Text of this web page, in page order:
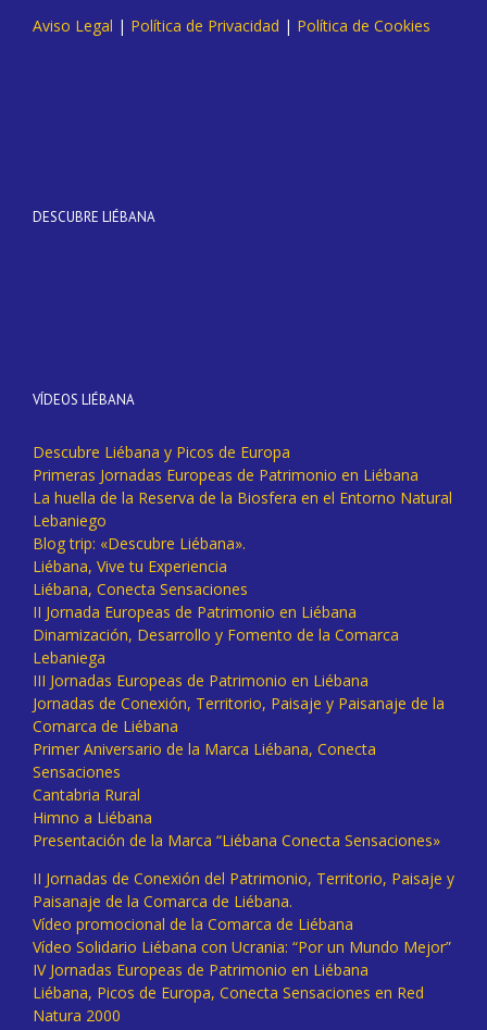
Aviso Legal | Política de Privacidad | Política de Cookies
DESCUBRE LIÉBANA
VÍDEOS LIÉBANA
Descubre Liébana y Picos de Europa
Primeras Jornadas Europeas de Patrimonio en Liébana
La huella de la Reserva de la Biosfera en el Entorno Natural
Lebaniego
Blog trip: «Descubre Liébana».
Liébana, Vive tu Experiencia
Liébana, Conecta Sensaciones
II Jornada Europeas de Patrimonio en Liébana
Dinamización, Desarrollo y Fomento de la Comarca
Lebaniega
III Jornadas Europeas de Patrimonio en Liébana
Jornadas de Conexión, Territorio, Paisaje y Paisanaje de la
Comarca de Liébana
Primer Aniversario de la Marca Liébana, Conecta
Sensaciones
Cantabria Rural
Himno a Liébana
Presentación de la Marca “Liébana Conecta Sensaciones»
II Jornadas de Conexión del Patrimonio, Territorio, Paisaje y
Paisanaje de la Comarca de Liébana.
Vídeo promocional de la Comarca de Liébana
Vídeo Solidario Liébana con Ucrania: “Por un Mundo Mejor”
IV Jornadas Europeas de Patrimonio en Liébana
Liébana, Picos de Europa, Conecta Sensaciones en Red
Natura 2000